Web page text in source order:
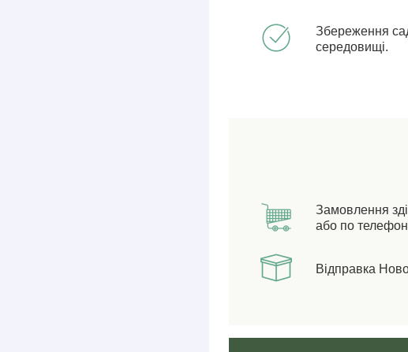
Збереження
середовищі.
Замовлення
або по
Відправка